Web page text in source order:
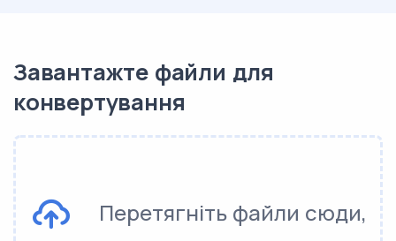
Завантажте файли для
конвертування
Перетягніть файли сюди,